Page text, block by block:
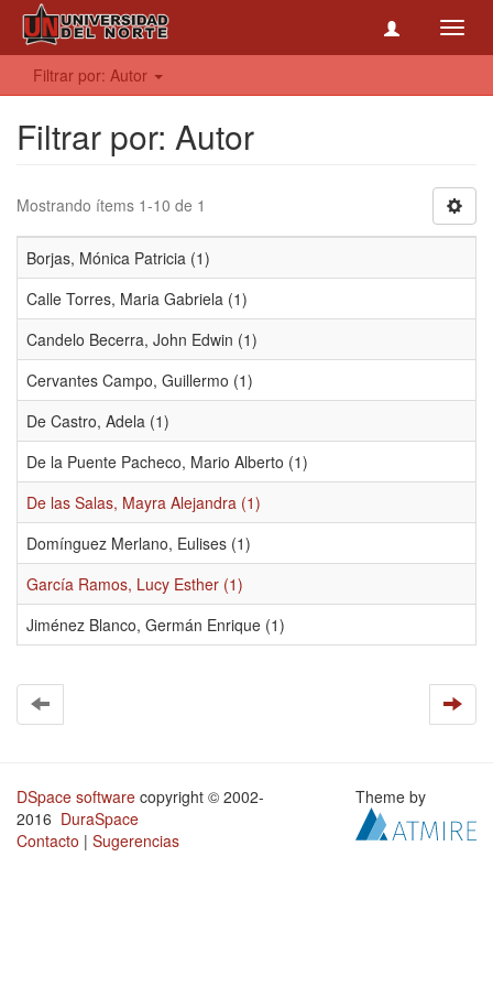
Filtrar por: Autor
Filtrar por: Autor
Mostrando ítems 1-10 de 1
Borjas, Mónica Patricia (1)
Calle Torres, Maria Gabriela (1)
Candelo Becerra, John Edwin (1)
Cervantes Campo, Guillermo (1)
De Castro, Adela (1)
De la Puente Pacheco, Mario Alberto (1)
De las Salas, Mayra Alejandra (1)
Domínguez Merlano, Eulises (1)
García Ramos, Lucy Esther (1)
Jiménez Blanco, Germán Enrique (1)
DSpace software copyright © 2002-
2016 DuraSpace
Contacto | Sugerencias
Theme by